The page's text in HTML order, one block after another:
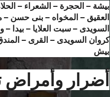
بيشة – الحجرة – الشعراء –
العقيق – المخواه – بنى حسن –
السويدى – سبت العلايا – بيدا –
كروان السويدى – القرى –
بيش
أضرار وأمراض